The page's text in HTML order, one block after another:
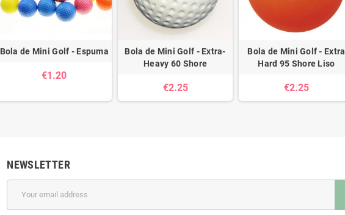
Bola de Mini Golf - Espuma
€1.20
Bola de Mini Golf - Extra-
Heavy 60 Shore
€2.25
Bola de Mini Golf - Extra
Hard 95 Shore Liso
€2.25
NEWSLETTER